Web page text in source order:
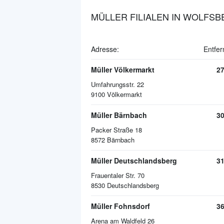
MÜLLER FILIALEN IN
Adresse:
Müller Völkermarkt
Umfahrungsstr. 22
9100 Völkermarkt
Müller Bärnbach
Packer Straße 18
8572 Bärnbach
Müller Deutschlandsberg
Frauentaler Str. 70
8530 Deutschlandsberg
Müller Fohnsdorf
Arena am Waldfeld 26